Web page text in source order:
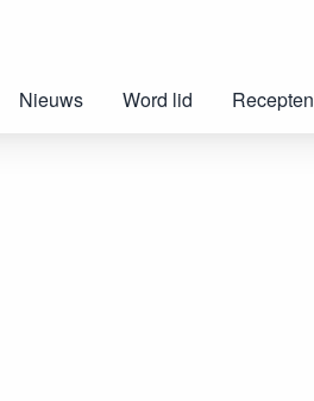
Nieuws Word lid Recepten